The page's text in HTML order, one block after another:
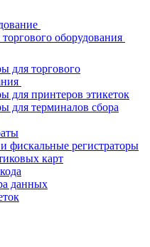
оборудования
для торгового
для принтеров этикеток
для терминалов сбора
фискальные регистраторы
карт
данных